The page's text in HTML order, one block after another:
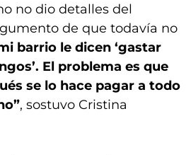
no dio detalles del
de que todavía no
barrio le dicen ‘gastar
El problema es que
se lo hace pagar a todo
, sostuvo Cristina